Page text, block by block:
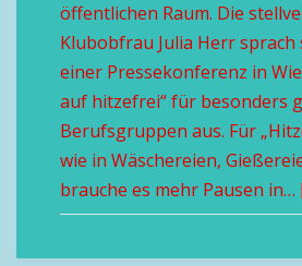
öffentlichen Raum. Die
Klubobfrau Julia Herr sprach
einer Pressekonferenz in
auf hitzefrei“ für besonders
Berufsgruppen aus. Für
wie in Wäschereien,
brauche es mehr Pausen in…